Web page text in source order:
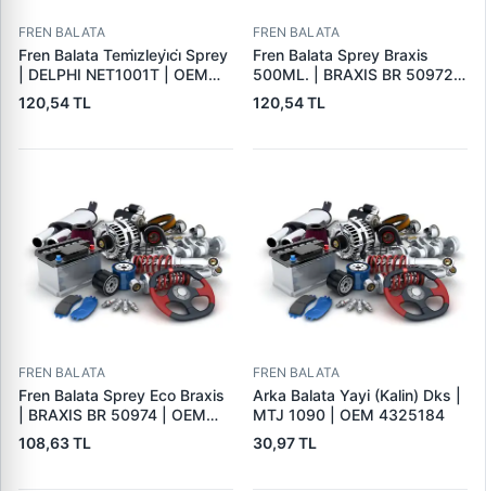
FREN BALATA
Fren Balata Temi̇zleyi̇ci̇ Sprey
| DELPHI NET1001T | OEM
BALATA SPREYI
120,54 TL
FREN BALATA
Fren Balata Sprey Braxis
500ML. | BRAXIS BR 50972 |
OEM BALATA SPREYI
120,54 TL
FREN BALATA
Fren Balata Sprey Eco Braxis
| BRAXIS BR 50974 | OEM
BALATA SPREYI
108,63 TL
FREN BALATA
Arka Balata Yayi (Kalin) Dks |
MTJ 1090 | OEM 4325184
30,97 TL